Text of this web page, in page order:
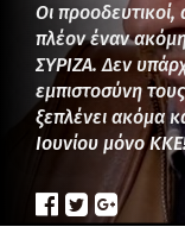
Οι προοδευτικοί,
πλέον έναν
ΣΥΡΙΖΑ. Δεν
εμπιστοσύνη
ξεπλένει ακόμα
Ιουνίου μόνο